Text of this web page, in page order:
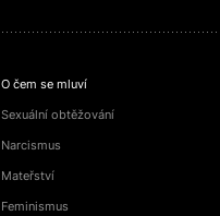
O čem se mluví
Sexuální obtěžování
Narcismus
Mateřství
Feminismus